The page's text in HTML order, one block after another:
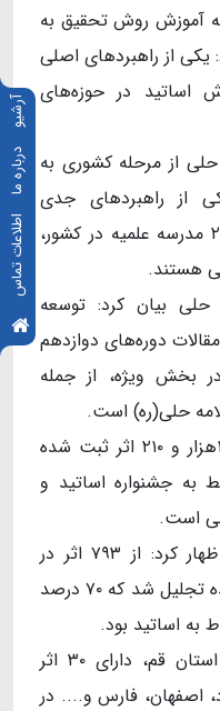
آرشیو
درباره ما
اطلاعات تماس
آموزش روش تحقیق به
از راهبردهای اصلی
اساتید در حوزه‌های
از مرحله کشوری به
از راهبردهای جدی
پژوهشی در حوزه بوده است؛ ۲۷۷ مدرسه علمیه در کشور،
هستند.
حلی بیان کرد: توسعه
دوره‌های دوازدهم
بخش ویژه، از جمله
حلی(ره) است.
وی افزود: در سامانه جشنواره، ۱۲هزار و ۲۱۰ اثر ثبت شده
۴۳۲ اثر مرتبط به جشنواره اساتید و
است.
حجت‌الاسلام والمسلمین مازنی اظهار کرد: از ۷۹۳ اثر در
مرحله استانی، به‌عنوان آثار برگزیده تجلیل شد که ۷۰ درصد
به اساتید بود.
وی افزود: جشنواره علامه حلی استان قم، دارای ۳۰ اثر
اصفهان، فارس و.... در